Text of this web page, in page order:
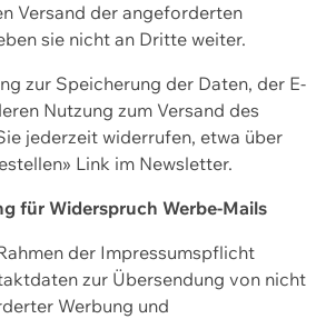
Versand der angeforderten
sie nicht an Dritte weiter.
zur Speicherung der Daten, der E-
Nutzung zum Versand des
jederzeit widerrufen, etwa über
Link im Newsletter.
für Widerspruch Werbe-Mails
der Impressumspflicht
zur Übersendung von nicht
Werbung und